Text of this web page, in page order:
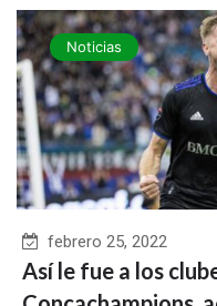
Noticias
febrero 25, 2022
Así le fue a los